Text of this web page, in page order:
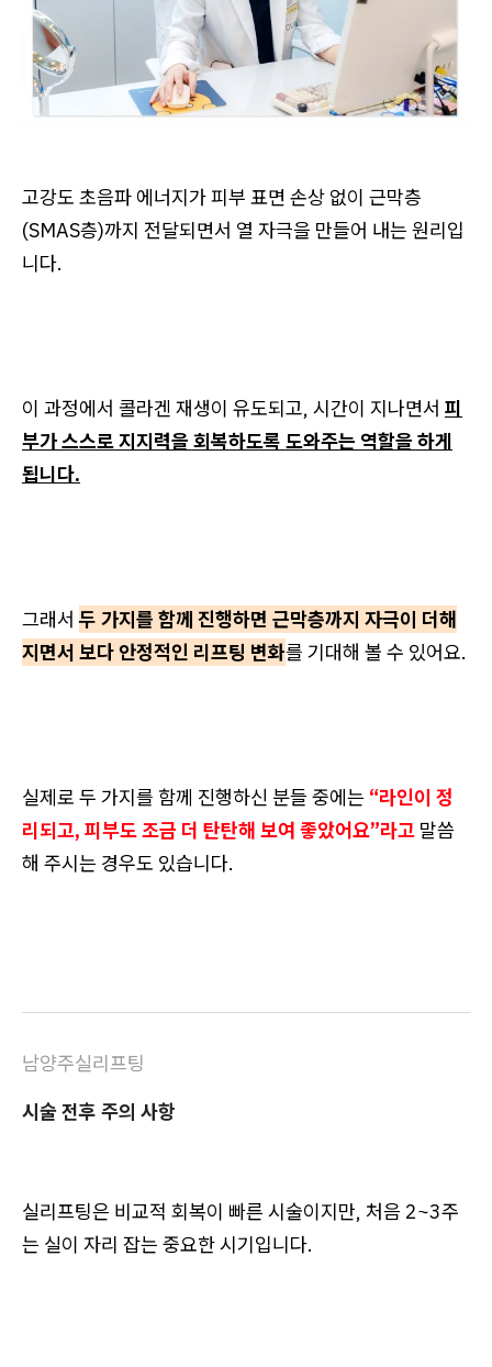
고강도 초음파 에너지가 피부 표면 손상 없이 근막층
(SMAS층)까지 전달되면서 열 자극을 만들어 내는 원리입
니다.
이 과정에서 콜라겐 재생이 유도되고, 시간이 지나면서 피
부가 스스로 지지력을 회복하도록 도와주는 역할을 하게
됩니다.
그래서두 가지를 함께 진행하면 근막층까지 자극이 더해
지면서 보다 안정적인 리프팅 변화를 기대해 볼 수 있어요.
실제로 두 가지를 함께 진행하신 분들 중에는 “라인이 정
리되고, 피부도 조금 더 탄탄해 보여 좋았어요”라고 말씀
해 주시는 경우도 있습니다.
남양주실리프팅
시술 전후 주의 사항
실리프팅은 비교적 회복이 빠른 시술이지만, 처음 2~3주
는 실이 자리 잡는 중요한 시기입니다.